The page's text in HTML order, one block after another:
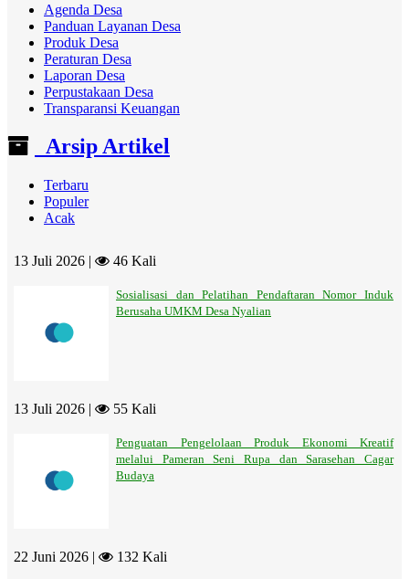
Agenda Desa
Panduan Layanan Desa
Produk Desa
Peraturan Desa
Laporan Desa
Perpustakaan Desa
Transparansi Keuangan
Arsip Artikel
Terbaru
Populer
Acak
13 Juli 2026 | 46 Kali
Sosialisasi dan Pelatihan Pendaftaran Nomor Induk
Berusaha UMKM Desa Nyalian
13 Juli 2026 | 55 Kali
Penguatan Pengelolaan Produk Ekonomi Kreatif
melalui Pameran Seni Rupa dan Sarasehan Cagar
Budaya
22 Juni 2026 | 132 Kali